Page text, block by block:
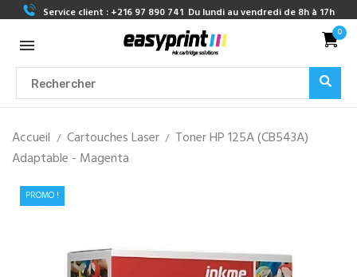
Service client : +216 97 890 741 Du lundi au vendredi de 8h à 17h
0
Accueil Cartouches Laser
Toner HP 125A (CB543A)
Adaptable - Magenta
PROMO !